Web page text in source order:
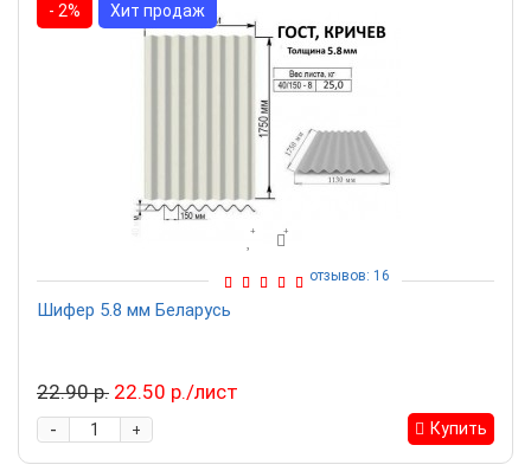
- 2% Хит продаж
Шифер 5.8 мм Беларусь
отзывов: 16
22.90 р. 22.50 р./лист
+
- Купить